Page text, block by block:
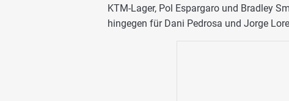
KTM-Lager, Pol Espargaro und Bradley
hingegen für Dani Pedrosa und Jorge